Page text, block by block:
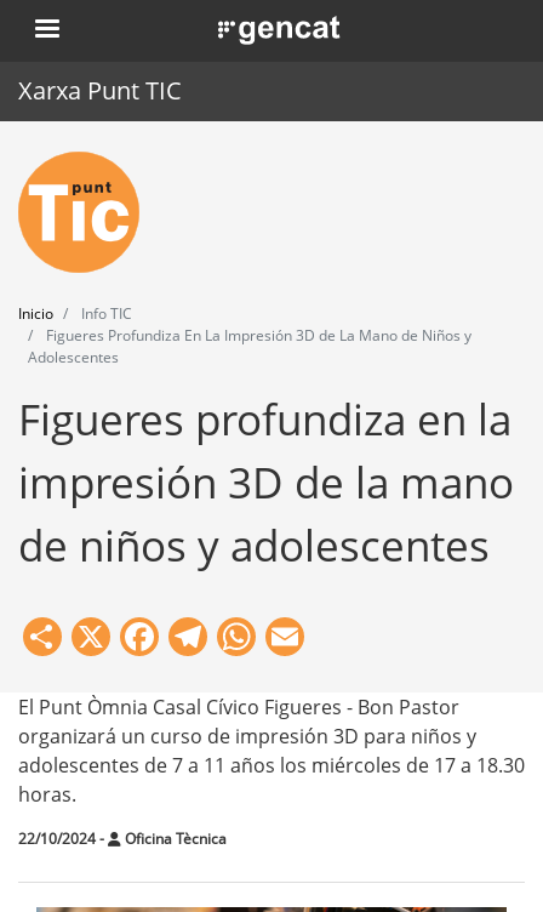
Pasar
al
. Obre en una nova finestra.
Xarxa Punt TIC
Inicio
Punt TIC
Actualidad
Agenda
Herramientas
Inicio
Info TIC
Figueres Profundiza En La Impresión 3D de La Mano de Niños y
Adolescentes
Figueres profundiza en la
impresión 3D de la mano
de niños y adolescentes
Share
X Facebook
Telegram
WhatsApp
El Punt Òmnia Casal Cívico Figueres - Bon Pastor
organizará un curso de impresión 3D para niños y
adolescentes de 7 a 11 años los miércoles de 17 a 18.30
horas.
22/10/2024- Oficina Tècnica